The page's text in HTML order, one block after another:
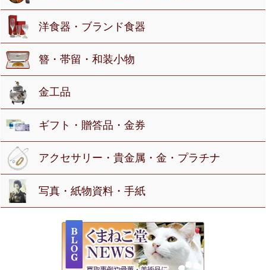
洋食器・ブランド食器
簪・帯留・和装小物
金工品
ギフト・贈答品・金券
アクセサリー・貴金属・金・プラチナ
写真・紙物資料・手紙